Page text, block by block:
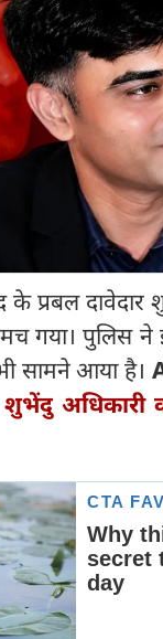
प्रबल
गया। पुलिस ने
सामने आया है।
अधिकारी